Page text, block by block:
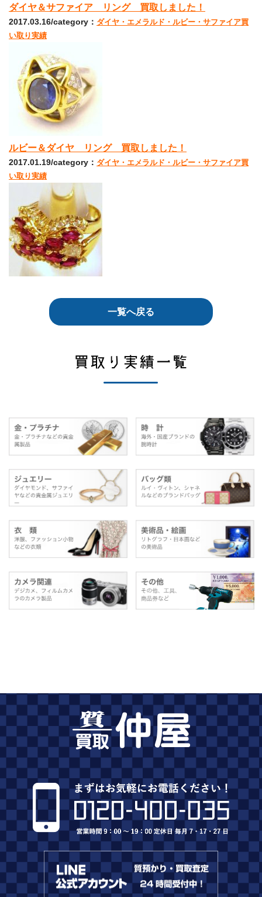
ダイヤ＆サファイア リング 買取しました！
2017.03.16/category： ダイヤ・エメラルド・ルビー・サファイア買
い取り実績
ルビー＆ダイヤ リング 買取しました！
2017.01.19/category： ダイヤ・エメラルド・ルビー・サファイア買
い取り実績
一覧へ戻る